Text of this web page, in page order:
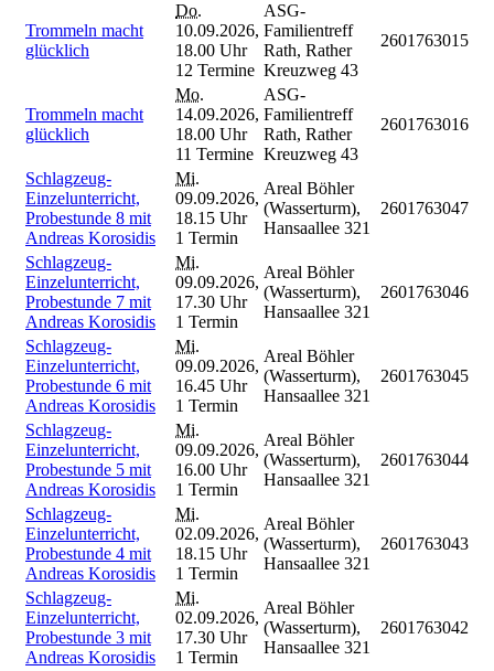
Trommeln macht
glücklich
Do.
10.09.2026,
18.00 Uhr
12 Termine
ASG-
Familientreff
Rath, Rather
Kreuzweg 43
2601763015
Trommeln macht
glücklich
Mo.
14.09.2026,
18.00 Uhr
11 Termine
ASG-
Familientreff
Rath, Rather
Kreuzweg 43
2601763016
Schlagzeug-
Einzelunterricht,
Probestunde 8 mit
Andreas Korosidis
Mi.
09.09.2026,
18.15 Uhr
1 Termin
Areal Böhler
(Wasserturm),
Hansaallee 321
2601763047
Schlagzeug-
Einzelunterricht,
Probestunde 7 mit
Andreas Korosidis
Mi.
09.09.2026,
17.30 Uhr
1 Termin
Areal Böhler
(Wasserturm),
Hansaallee 321
2601763046
Schlagzeug-
Einzelunterricht,
Probestunde 6 mit
Andreas Korosidis
Mi.
09.09.2026,
16.45 Uhr
1 Termin
Areal Böhler
(Wasserturm),
Hansaallee 321
2601763045
Schlagzeug-
Einzelunterricht,
Probestunde 5 mit
Andreas Korosidis
Mi.
09.09.2026,
16.00 Uhr
1 Termin
Areal Böhler
(Wasserturm),
Hansaallee 321
2601763044
Schlagzeug-
Einzelunterricht,
Probestunde 4 mit
Andreas Korosidis
Mi.
02.09.2026,
18.15 Uhr
1 Termin
Areal Böhler
(Wasserturm),
Hansaallee 321
2601763043
Schlagzeug-
Einzelunterricht,
Probestunde 3 mit
Andreas Korosidis
Mi.
02.09.2026,
17.30 Uhr
1 Termin
Areal Böhler
(Wasserturm),
Hansaallee 321
2601763042